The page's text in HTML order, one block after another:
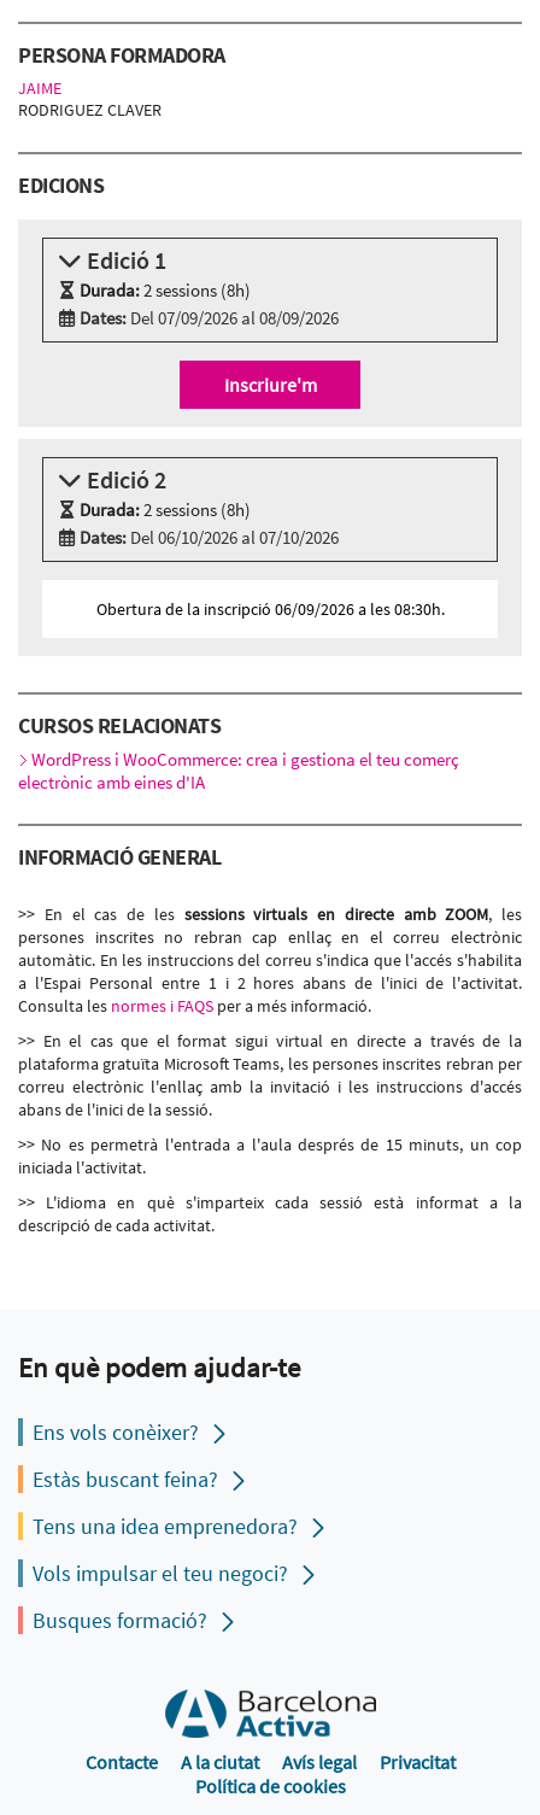
PERSONA FORMADORA
JAIME
RODRIGUEZ CLAVER
EDICIONS
Edició 1
Durada:2 sessions (8h)
Dates: Del 07/09/2026 al 08/09/2026
2 sessions Zoom
Dimarts 8 de setembre, 09:30h - 13:30h
Inscriure'm
Edició 2
Durada:2 sessions (8h)
Dates: Del 06/10/2026 al 07/10/2026
Idioma:Català
Obertura de la inscripció 06/09/2026 a les 08:30h.
CURSOS RELACIONATS
WordPress i WooCommerce: crea i gestiona el teu comerç
electrònic amb eines d'IA
INFORMACIÓ GENERAL
>> En el cas de les sessions virtuals en directe amb ZOOM, les
persones inscrites no rebran cap enllaç en el correu electrònic
automàtic. En les instruccions del correu s'indica que l'accés s'habilita
a l'Espai Personal entre 1 i 2 hores abans de l'inici de l'activitat.
Consulta les normes i FAQS per a més informació.
>> En el cas que el format sigui virtual en directe a través de la
plataforma gratuïta Microsoft Teams, les persones inscrites rebran per
correu electrònic l'enllaç amb la invitació i les instruccions d'accés
abans de l'inici de la sessió.
>> No es permetrà l'entrada a l'aula després de 15 minuts, un cop
iniciada l'activitat.
>> L'idioma en què s'imparteix cada sessió està informat a la
descripció de cada activitat.
En què podem ajudar-te
Ens vols conèixer?
Estàs buscant feina?
Tens una idea emprenedora?
Vols impulsar el teu negoci?
Busques formació?
Contacte A la ciutat Avís legal
Privacitat
Política de cookies